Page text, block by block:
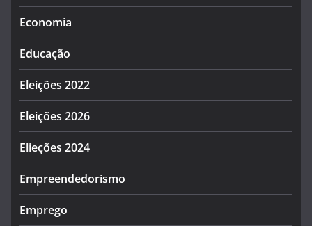
Economia
Educação
Eleições 2022
Eleições 2026
Elieções 2024
Empreendedorismo
Emprego